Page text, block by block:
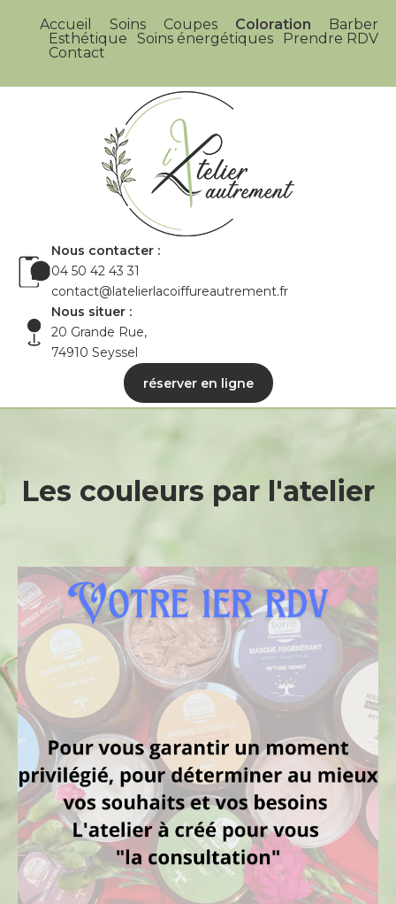
Accueil Soins Coupes Coloration
Barber
Esthétique
Soins énergétiques
Prendre RDV
Contact
Nous contacter :
04 50 42 43 31
contact@latelierlacoiffureautrement.fr
Nous situer :
20 Grande Rue,
74910 Seyssel
réserver en ligne
Les couleurs par l'atelier